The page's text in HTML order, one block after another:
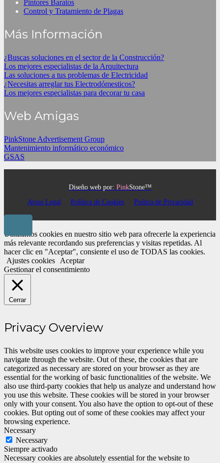
Pintores Baratos
Control y Tratamiento de Plagas
Más Información
¿Buscas soluciones en el sector de la Construcción?
Los mejores especialistas de la Arquitectura
Las soluciones a tus problemas de Electricidad
¿Necesitas arreglar tus Electrodómesticos?
Los mejores especialistas para decorar tu casa
Web Amigas
PinkStone Advertisement Group
Mantenimiento informático económico
GSAS
Diseño web por: PinkStone™
Aviso Legal
Política de Cookies Poítica de Privacidad
Utilizamos cookies en nuestro sitio web para ofrecerle la experiencia
más relevante recordando sus preferencias y visitas repetidas. Al
hacer clic en "Aceptar", consiente el uso de TODAS las cookies.
Ajustes cookies
Aceptar
Gestionar el consentimiento
Cerrar
Privacy Overview
This website uses cookies to improve your experience while you
navigate through the website. Out of these, the cookies that are
categorized as necessary are stored on your browser as they are
essential for the working of basic functionalities of the website. We
also use third-party cookies that help us analyze and understand how
you use this website. These cookies will be stored in your browser
only with your consent. You also have the option to opt-out of these
cookies. But opting out of some of these cookies may affect your
browsing experience.
Necessary
Necessary
Siempre activado
Necessary cookies are absolutely essential for the website to